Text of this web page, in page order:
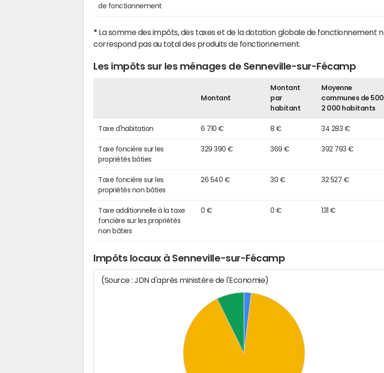
de fonctionnement
* La somme des impôts, des taxes et de la dotation globale de fonctionnement
correspond pas au total des produits de fonctionnement.
Les impôts sur les ménages de Senneville-sur-Fécamp
Montant
Montant
par
habitant
Moyenne
communes de
2 000 habitants
Taxe d'habitation 6 710 € 8 € 34 283 €
Taxe foncière sur les
propriétés bâties
329 390 € 369 € 392 793 €
Taxe foncière sur les
propriétés non bâties
26 540 € 30 € 32 527 €
Taxe additionnelle à la taxe
foncière sur les propriétés
non bâties
0 € 0 € 131 €
Impôts locaux à Senneville-sur-Fécamp
(Source : JDN d'après ministère de l'Economie)